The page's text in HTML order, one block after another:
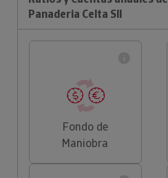
Panaderia Celta Sll
Fondo de
Maniobra